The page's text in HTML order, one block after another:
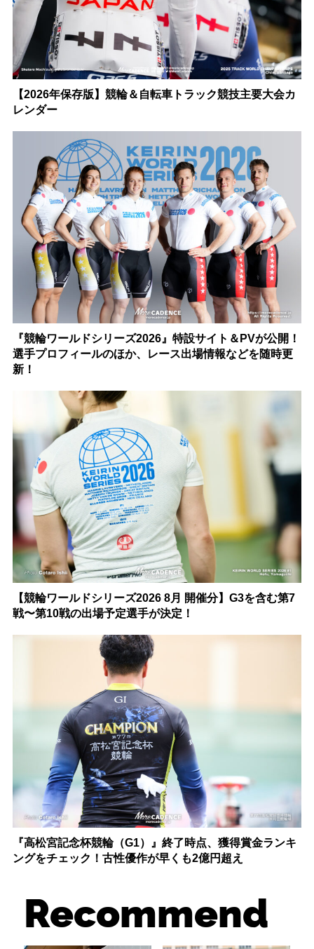
【2026年保存版】競輪＆自転車トラック競技主要大会カ
レンダー
『競輪ワールドシリーズ2026』特設サイト＆PVが公開！
選手プロフィールのほか、レース出場情報などを随時更
新！
【競輪ワールドシリーズ2026 8月 開催分】G3を含む第7
戦〜第10戦の出場予定選手が決定！
『高松宮記念杯競輪（G1）』終了時点、獲得賞金ランキ
ングをチェック！古性優作が早くも2億円超え
Recommend